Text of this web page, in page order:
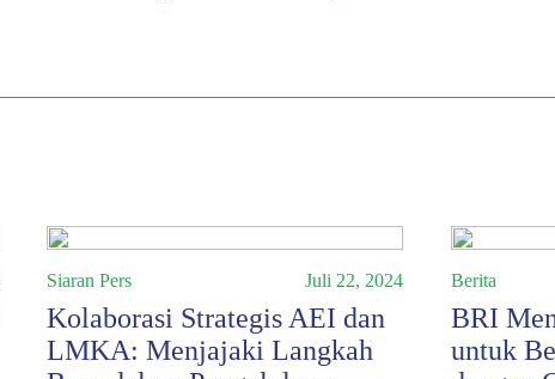
Siaran Pers Juli 22, 2024
Kolaborasi Strategis AEI dan
LMKA: Menjajaki Langkah
Berita
BRI
untuk